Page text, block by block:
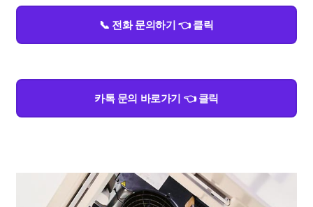
📞 전화 문의하기 👈 클릭
카톡 문의 바로가기 👈 클릭